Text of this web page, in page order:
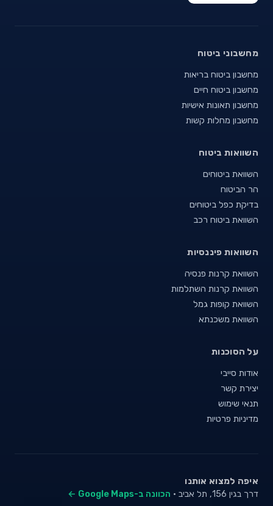
מחשבוני ביטוח
מחשבון ביטוח בריאות
מחשבון ביטוח חיים
מחשבון תאונות אישיות
מחשבון מחלות קשות
השוואות ביטוח
השוואת ביטוחים
הר הביטוח
בדיקת כפל ביטוחים
השוואת ביטוח רכב
השוואות פיננסיות
השוואת קרנות פנסיה
השוואת קרנות השתלמות
השוואת קופות גמל
השוואת משכנתא
על הסוכנות
אודות סייבי
יצירת קשר
תנאי שימוש
מדיניות פרטיות
איפה למצוא אותנו
דרך בגין 156, תל אביב · הכוונה ב-Google Maps ←